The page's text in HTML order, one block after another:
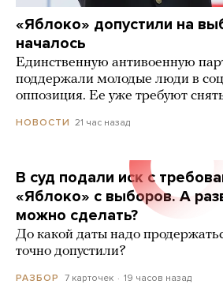
«Яблоко» допустили на
началось
Единственную антивоенную
поддержали молодые люди в
оппозиция. Ее уже требуют
НОВОСТИ 21 час назад
В суд подали иск с
«Яблоко» с выборов. А
можно сделать?
До какой даты надо
точно допустили?
РАЗБОР 7 карточек 19 часов назад